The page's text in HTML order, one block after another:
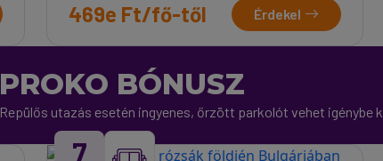
469e Ft/fő-től Érdekel
PROKO BÓNUSZ
Repülős utazás esetén ingyenes, őrzött parkolót vehet igénybe
7